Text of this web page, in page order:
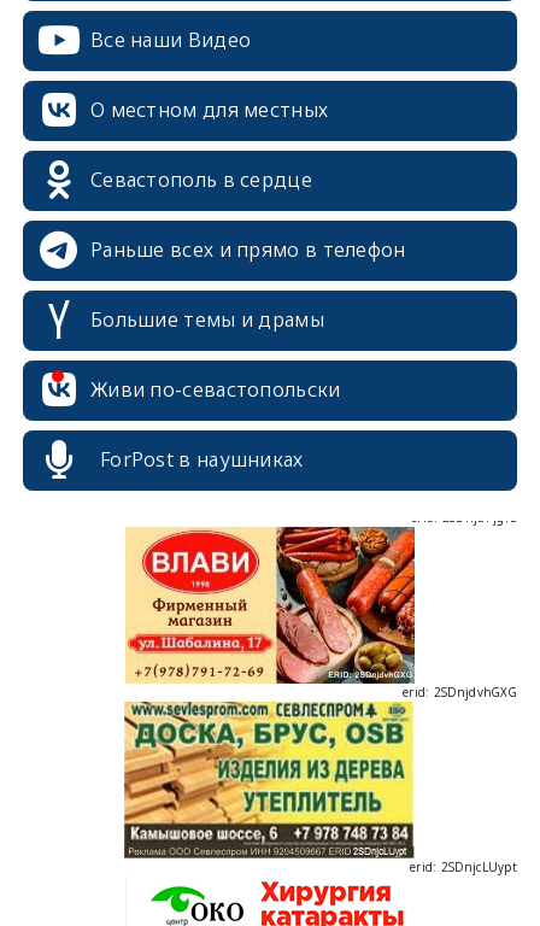
Все наши Видео
О местном для местных
Севастополь в сердце
Раньше всех и прямо в телефон
Большие темы и драмы
Живи по-севастопольски
ForPost в наушниках
erid: 2SDnjdvhGXG
erid: 2SDnjcLUypt